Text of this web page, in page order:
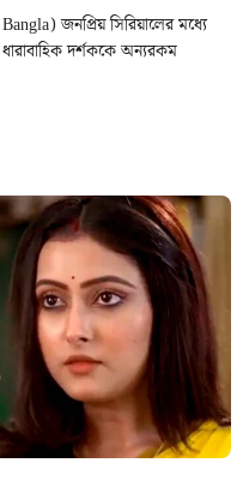
জনপ্রিয় সিরিয়ালের মধ্যে
দর্শককে অন্যরকম